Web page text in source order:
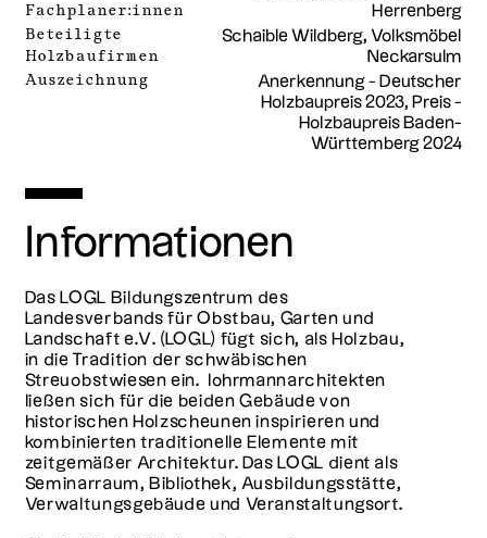
Fachplaner:innen
Herrenberg
Beteiligte
Holzbaufirmen
Schaible Wildberg, Volksmöbel
Neckarsulm
Auszeichnung
Anerkennung - Deutscher
Holzbaupreis 2023, Preis -
Holzbaupreis Baden-
Württemberg 2024
Informationen
Das LOGL Bildungszentrum des
Landesverbands für Obstbau, Garten und
Landschaft e.V. (LOGL) fügt sich, als Holzbau,
in die Tradition der schwäbischen
Streuobstwiesen ein. lohrmannarchitekten
ließen sich für die beiden Gebäude von
historischen Holzscheunen inspirieren und
kombinierten traditionelle Elemente mit
zeitgemäßer Architektur. Das LOGL dient als
Seminarraum, Bibliothek, Ausbildungsstätte,
Verwaltungsgebäude und Veranstaltungsort.